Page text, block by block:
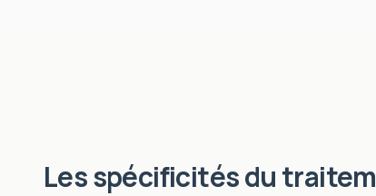
Les spécificités du